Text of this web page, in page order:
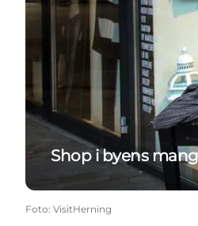
Shop i byens
Foto: VisitHerning